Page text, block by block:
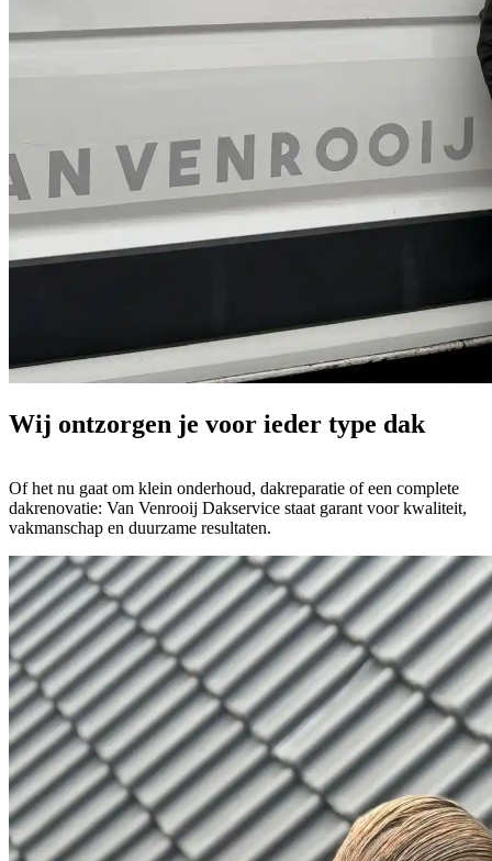
Wij ontzorgen je voor ieder type dak
Of het nu gaat om klein onderhoud, dakreparatie of een complete
dakrenovatie: Van Venrooij Dakservice staat garant voor kwaliteit,
vakmanschap en duurzame resultaten.